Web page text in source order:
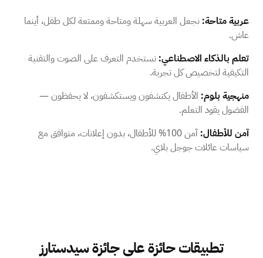
عربية متاحة: نجعل العربية سهلة ومتاحة وممتعة لكل طفل، أينما
عاش.
تعلم بالذكاء الاصطناعي: نستخدم التعرف على الصوت والتقنية
التكيفية لتخصيص كل تجربة.
منهجية بلوم: الأطفال يكتشفون ويستكشفون، لا يحفظون —
الفضول يقود التعلم.
آمن للأطفال:
آمن 100% للأطفال، بدون إعلانات، متوافق مع
سياسات عائلات جوجل بلاي.
تطبيقات حائزة على جائزة سيدستارز